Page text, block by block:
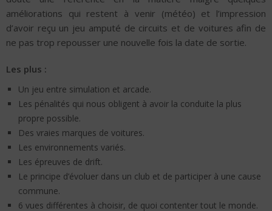
améliorations qui restent à venir (météo) et l’impression
d’avoir reçu un jeu amputé de circuits et de voitures afin de
ne pas trop repousser une nouvelle fois la date de sortie.
Les plus :
Un jeu entre simulation et arcade.
Les pénalités qui nous obligent à avoir la conduite la plus
propre possible.
Des vraies marques de voitures.
Les environnements variés.
Les épreuves de drift.
Le principe d’évoluer dans un club et de participer à une cause
commune.
6 vues différentes à choisir, de quoi contenter tout le monde.